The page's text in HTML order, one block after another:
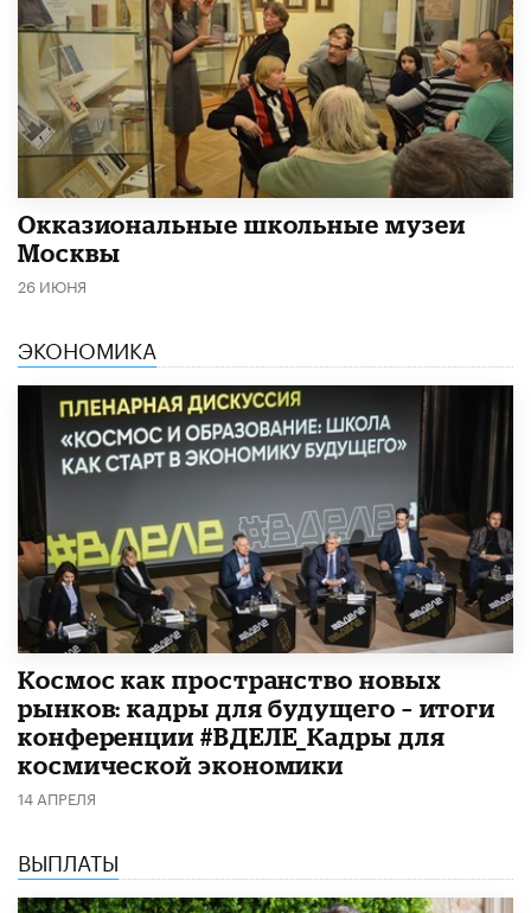
​Окказиональные школьные музеи
Москвы
26 ИЮНЯ
ЭКОНОМИКА
Космос как пространство новых
рынков: кадры для будущего – итоги
конференции #ВДЕЛЕ_Кадры для
космической экономики
14 АПРЕЛЯ
ВЫПЛАТЫ